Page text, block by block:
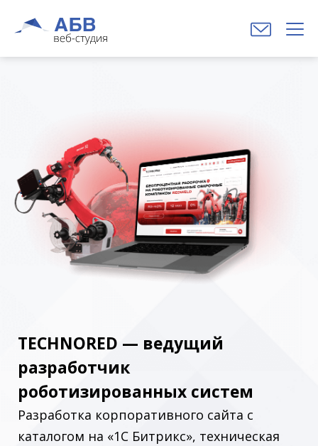
TECHNORED — ведущий
разработчик
роботизированных систем
Разработка корпоративного сайта с
каталогом на «1С Битрикс», техническая